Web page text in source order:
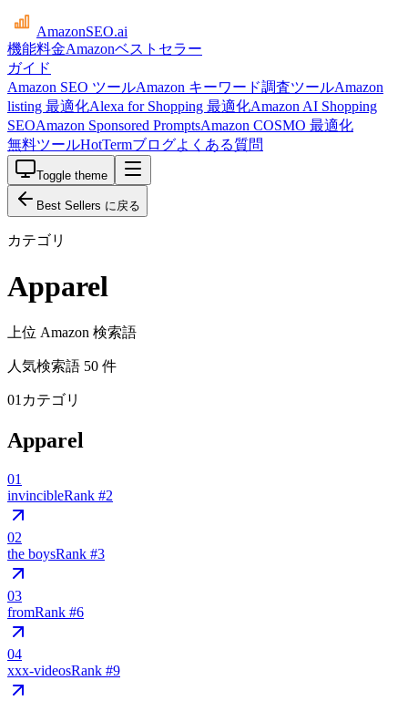
AmazonSEO.ai
機能料金Amazonベストセラー
ガイド
Amazon SEO ツールAmazon キーワード調査ツールAmazon
listing 最適化Alexa for Shopping 最適化Amazon AI Shopping
SEOAmazon Sponsored PromptsAmazon COSMO 最適化
無料ツールHotTermブログよくある質問
Toggle theme
Best Sellers に戻る
カテゴリ
Apparel
上位 Amazon 検索語
人気検索語 50 件
01 カテゴリ
Apparel
01
invincibleRank #2
02
the boysRank #3
03
fromRank #6
04
xxx-videosRank #9